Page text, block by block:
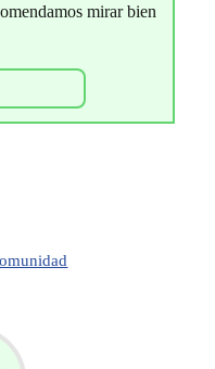
mirar bien